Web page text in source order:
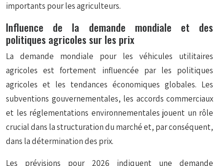
importants pour les agriculteurs.
Influence de la demande mondiale et des
politiques agricoles sur les prix
La demande mondiale pour les véhicules utilitaires
agricoles est fortement influencée par les politiques
agricoles et les tendances économiques globales. Les
subventions gouvernementales, les accords commerciaux
et les réglementations environnementales jouent un rôle
crucial dans la structuration du marché et, par conséquent,
dans la détermination des prix.
Les prévisions pour 2026 indiquent une demande